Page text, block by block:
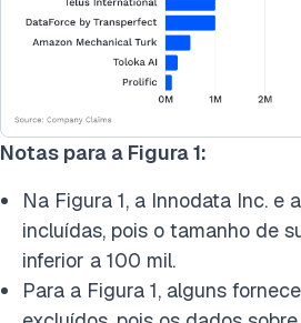
Notas para a Figura 1:
Na Figura 1, a Innodata Inc. e
incluídas, pois o tamanho de
inferior a 100 mil.
Para a Figura 1, alguns